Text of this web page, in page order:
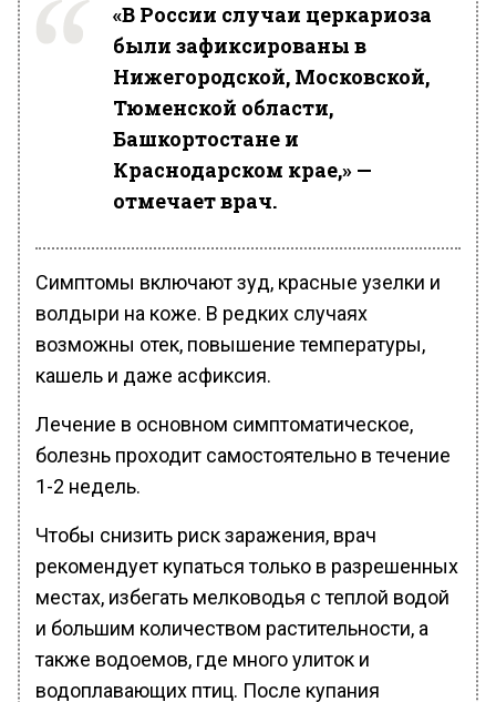
«В России случаи церкариоза
были зафиксированы в
Нижегородской, Московской,
Тюменской области,
Башкортостане и
Краснодарском крае,» —
отмечает врач.
Симптомы включают зуд, красные узелки и
волдыри на коже. В редких случаях
возможны отек, повышение температуры,
кашель и даже асфиксия.
Лечение в основном симптоматическое,
болезнь проходит самостоятельно в течение
1-2 недель.
Чтобы снизить риск заражения, врач
рекомендует купаться только в разрешенных
местах, избегать мелководья с теплой водой
и большим количеством растительности, а
также водоемов, где много улиток и
водоплавающих птиц. После купания